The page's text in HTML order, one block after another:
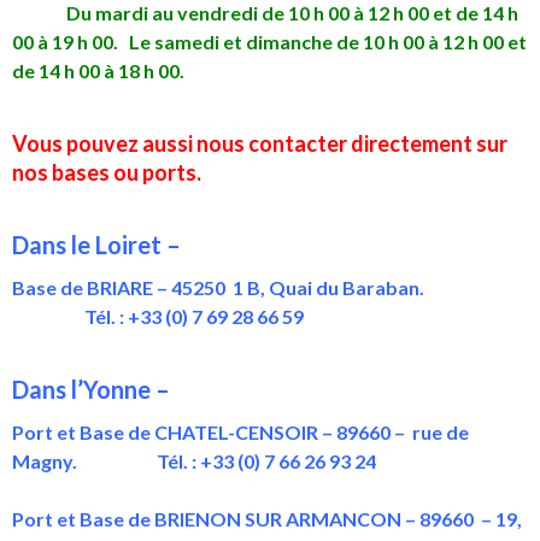
Du mardi au vendredi de 10 h 00 à 12 h 00 et de 14 h
00 à 19 h 00. Le samedi et dimanche de 10 h 00 à 12 h 00 et
de 14 h 00 à 18 h 00.
Vous pouvez aussi nous contacter directement sur
nos bases ou ports.
Dans le Loiret –
Base de BRIARE – 45250 1 B, Quai du Baraban.
Tél. : +33 (0) 7 69 28 66 59
Dans l’Yonne –
Port et Base de CHATEL-CENSOIR – 89660 – rue de
Magny. Tél. : +33 (0) 7 66 26 93 24
Port et Base de BRIENON SUR ARMANCON – 89660 – 19,